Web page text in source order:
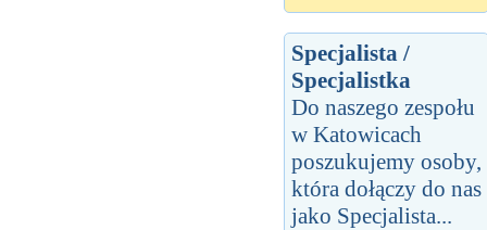
Specjalista /
Specjalistka
Do naszego zespołu
w Katowicach
poszukujemy osoby,
która dołączy do nas
jako Specjalista...